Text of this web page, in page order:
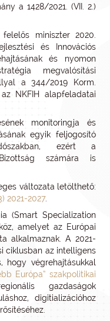
a 1428/2021. (VII. 2.)
miniszter 2020.
és Innovációs
és nyomon
megvalósítási
a 344/2019 Korm.
NKFIH alapfeladatai
monitoringja és
egyik feljogosító
ezért a
számára is
változata letölthető:
2021-2027.
(Smart Specialization
amelyet az Európai
alkalmaznak. A 2021-
ciklusban az intelligens
hogy végrehajtásukkal
Európa” szakpolitikai
gazdaságok
digitializációhoz